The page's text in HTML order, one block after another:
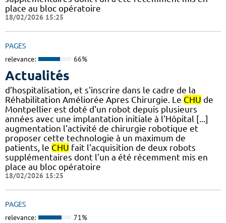
place au bloc opératoire
18/02/2026 15:25
PAGES
relevance: 66%
Actualités
d’hospitalisation, et s'inscrire dans le cadre de la
Réhabilitation Améliorée Apres Chirurgie. Le CHU de
Montpellier est doté d'un robot depuis plusieurs
années avec une implantation initiale à l'Hôpital [...]
augmentation l'activité de chirurgie robotique et
proposer cette technologie à un maximum de
patients, le CHU fait l'acquisition de deux robots
supplémentaires dont l'un a été récemment mis en
place au bloc opératoire
18/02/2026 15:25
PAGES
relevance: 71%